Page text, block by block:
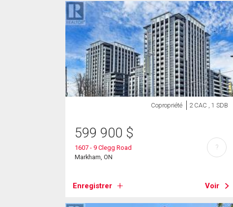
Copropriété 2 CAC , 1 SDB
599 900 $
1607 - 9 Clegg Road
Markham, ON
Enregistrer Voir
?